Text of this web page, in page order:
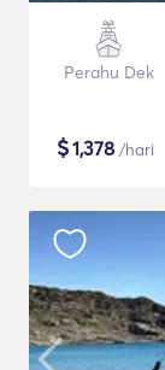
Perahu Dek
$1,378 /hari